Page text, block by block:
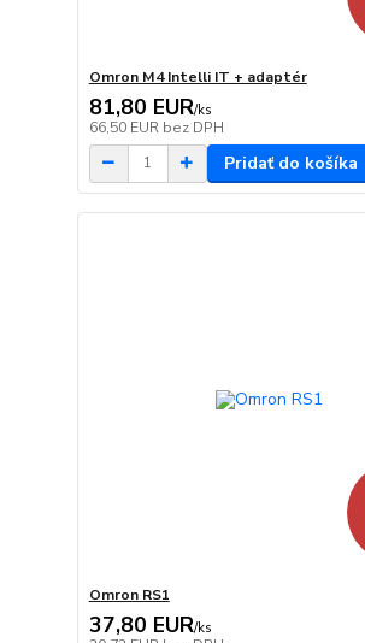
Omron M4 Intelli IT + adaptér
81,80 EUR/ks
66,50 EUR bez DPH
Pridať do košíka
Omron RS1
37,80 EUR/ks